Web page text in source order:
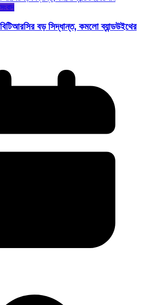
বড় সিদ্ধান্ত, কমলো ব্যান্ডউইথের